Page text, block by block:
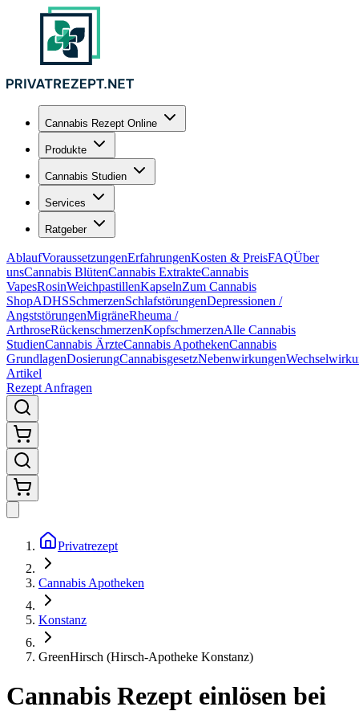
Cannabis Rezept Online
Produkte
Cannabis Studien
Services
Ratgeber
AblaufVoraussetzungenErfahrungenKosten & PreisFAQÜber
unsCannabis BlütenCannabis ExtrakteCannabis
VapesRosinWeichpastillenKapselnZum Cannabis
ShopADHSSchmerzenSchlafstörungenDepressionen /
AngststörungenMigräneRheuma /
ArthroseRückenschmerzenKopfschmerzenAlle Cannabis
StudienCannabis ÄrzteCannabis ApothekenCannabis
GrundlagenDosierungCannabisgesetzNebenwirkungen
Artikel
Rezept Anfragen
Privatrezept
Cannabis Apotheken
Konstanz
GreenHirsch (Hirsch-Apotheke Konstanz)
Cannabis Rezept einlösen bei